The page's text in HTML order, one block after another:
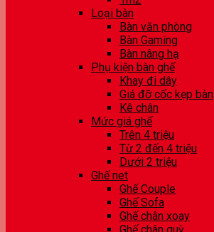
Loại bàn
Bàn văn phòng
Bàn Gaming
Bàn nâng hạ
Phụ kiện bàn ghế
Khay đi dây
Giá đỡ cốc kẹp bàn
Kê chân
Mức giá ghế
Trên 4 triệu
Từ 2 đến 4 triệu
Dưới 2 triệu
Ghế net
Ghế Couple
Ghế Sofa
Ghế chân xoay